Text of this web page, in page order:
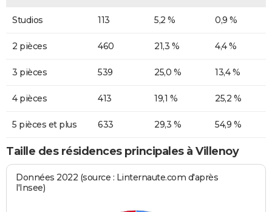
Studios 113 5,2 % 0,9 %
2 pièces 460 21,3 % 4,4 %
3 pièces 539 25,0 % 13,4 %
4 pièces 413 19,1 % 25,2 %
5 pièces et plus 633 29,3 % 54,9 %
Taille des résidences principales à Villenoy
Données 2022 (source : Linternaute.com d'après
l'Insee)